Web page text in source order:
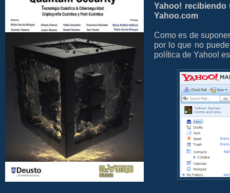
Yahoo!
Yahoo.com
Como es de
por lo que no
política de Yahoo!